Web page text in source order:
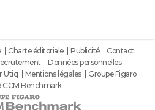
Charte éditoriale Publicité
Contact
Données personnelles
Utiq Mentions légales
Groupe Figaro
Benchmark